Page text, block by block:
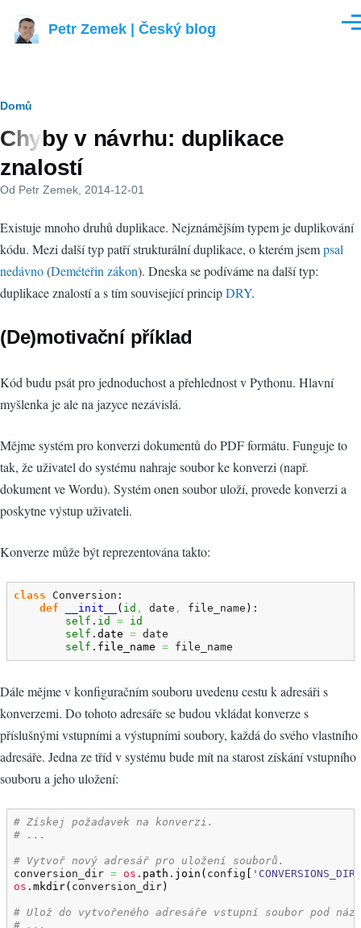
Petr Zemek | Český blog
Drobečková
navigace
Domů
Chyby v návrhu: duplikace
znalostí
Od Petr Zemek , 2014-12-01
Existuje mnoho druhů duplikace. Nejznámějším typem je duplikování
kódu. Mezi další typ patří strukturální duplikace, o kterém jsempsal
nedávno(Deméteřin zákon). Dneska se podíváme na další typ:
duplikace znalostí a s tím související principDRY.
(De)motivační příklad
Kód budu psát pro jednoduchost a přehlednost v Pythonu. Hlavní
myšlenka je ale na jazyce nezávislá.
Mějme systém pro konverzi dokumentů do PDF formátu. Funguje to
tak, že uživatel do systému nahraje soubor ke konverzi (např.
dokument ve Wordu). Systém onen soubor uloží, provede konverzi a
poskytne výstup uživateli.
Konverze může být reprezentována takto:
class Conversion:
def
__init__ ( id , date , file_name ) :
self . id = id
self . date = date
self . file_name = file_name
Dále mějme v konfiguračním souboru uvedenu cestu k adresáři s
konverzemi. Do tohoto adresáře se budou vkládat konverze s
příslušnými vstupními a výstupními soubory, každá do svého vlastního
adresáře. Jedna ze tříd v systému bude mít na starost získání vstupního
souboru a jeho uložení:
# Získej požadavek na konverzi.
# ...
# Vytvoř nový adresář pro uložení souborů.
conversion_dir = os . path . join ( config
'CONVERSIONS_DIR'
os . mkdir( conversion_dir)
# Ulož do vytvořeného adresáře vstupní soubor pod
# ...